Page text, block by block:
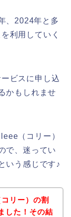
、2024年と多
利用していく
ビスに申し込
かもしれませ
（コリー）
で、迷ってい
いう感じです♪
リー）の割
した！その結